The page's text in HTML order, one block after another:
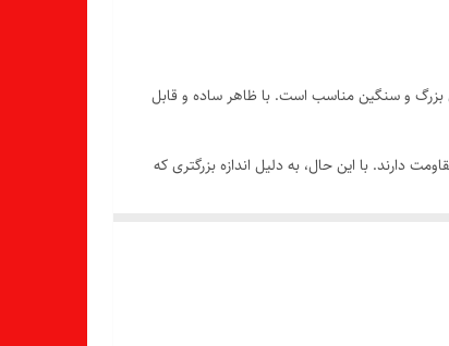
اشیای بزرگ و سنگین مناسب است. با ظاهر ساده و قابل
مقاومت دارند. با این حال، به دلیل اندازه بزرگتری که